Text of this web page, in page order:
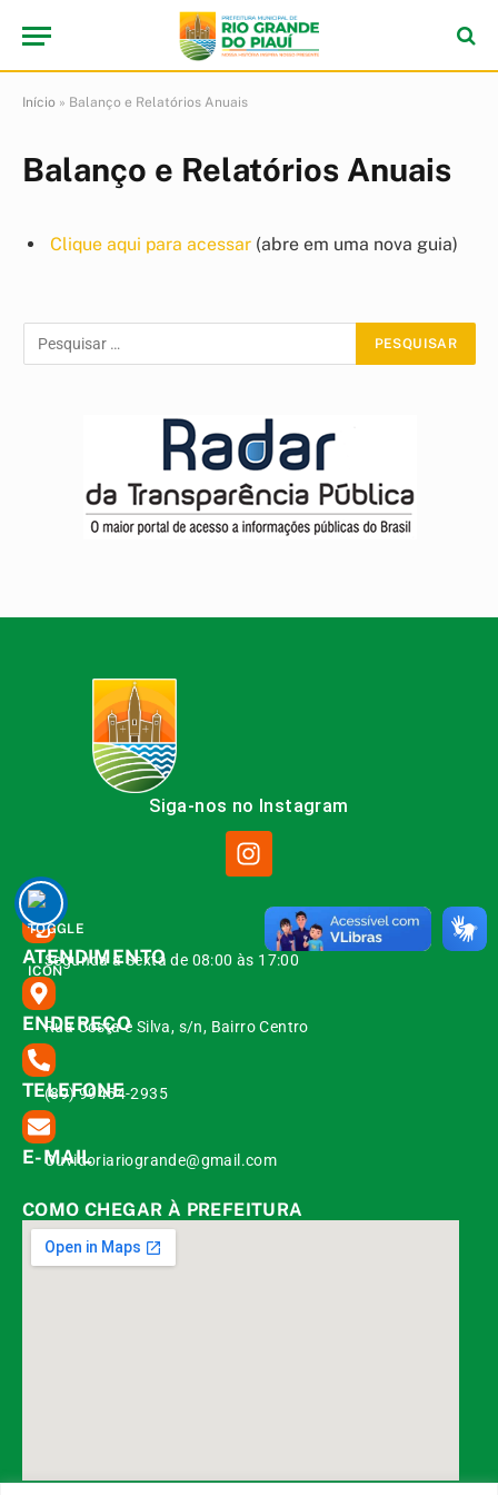
Início » Balanço e Relatórios Anuais
Balanço e Relatórios Anuais
Clique aqui para acessar (abre em uma nova guia)
Siga-nos no Instagram
ATENDIMENTO
Segunda à Sexta de 08:00 às 17:00
ENDEREÇO
Rua Costa e Silva, s/n, Bairro Centro
TELEFONE
(89) 99454-2935
E-MAIL
Ouvidoriariogrande@gmail.com
COMO CHEGAR À PREFEITURA